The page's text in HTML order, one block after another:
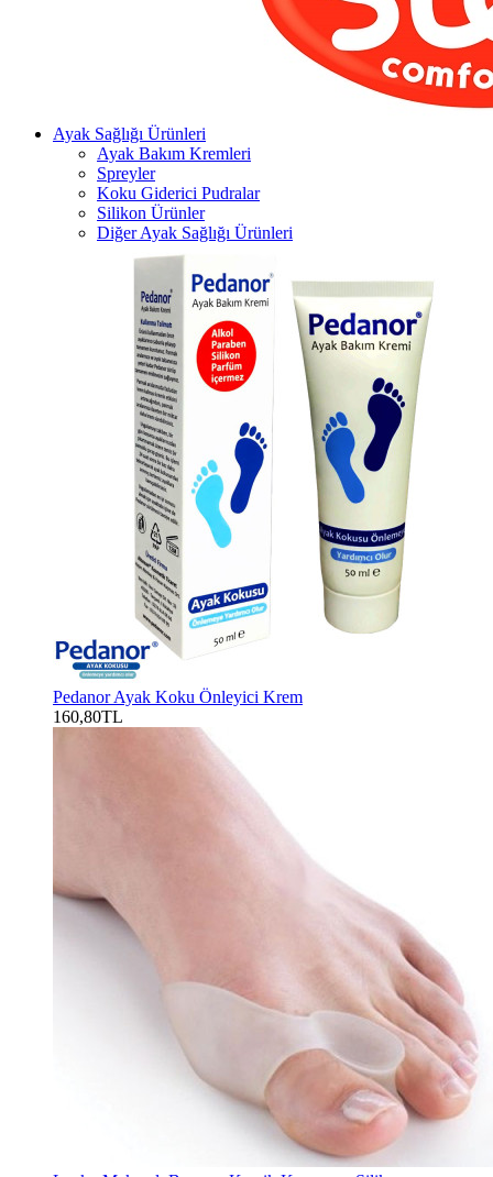
Ayak Sağlığı Ürünleri
Ayak Bakım Kremleri
Spreyler
Koku Giderici Pudralar
Silikon Ürünler
Diğer Ayak Sağlığı Ürünleri
Pedanor Ayak Koku Önleyici Krem
160,80TL